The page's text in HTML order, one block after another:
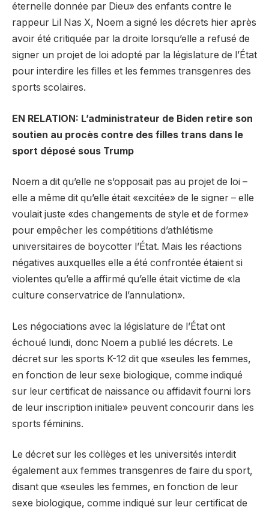
éternelle donnée par Dieu» des enfants contre le
rappeur Lil Nas X, Noem a signé les décrets hier après
avoir été critiquée par la droite lorsqu’elle a refusé de
signer un projet de loi adopté par la législature de l’État
pour interdire les filles et les femmes transgenres des
sports scolaires.
EN RELATION: L’administrateur de Biden retire son
soutien au procès contre des filles trans dans le
sport déposé sous Trump
Noem a dit qu’elle ne s’opposait pas au projet de loi –
elle a même dit qu’elle était «excitée» de le signer – elle
voulait juste «des changements de style et de forme»
pour empêcher les compétitions d’athlétisme
universitaires de boycotter l’État. Mais les réactions
négatives auxquelles elle a été confrontée étaient si
violentes qu’elle a affirmé qu’elle était victime de «la
culture conservatrice de l’annulation».
Les négociations avec la législature de l’État ont
échoué lundi, donc Noem a publié les décrets. Le
décret sur les sports K-12 dit que «seules les femmes,
en fonction de leur sexe biologique, comme indiqué
sur leur certificat de naissance ou affidavit fourni lors
de leur inscription initiale» peuvent concourir dans les
sports féminins.
Le décret sur les collèges et les universités interdit
également aux femmes transgenres de faire du sport,
disant que «seules les femmes, en fonction de leur
sexe biologique, comme indiqué sur leur certificat de